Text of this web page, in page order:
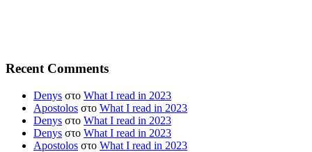
Recent Comments
Denys στο What I read in 2023
Apostolos στο What I read in 2023
Denys στο What I read in 2023
Denys στο What I read in 2023
Apostolos στο What I read in 2023